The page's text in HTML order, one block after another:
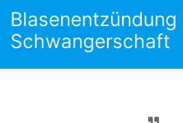
Blasenentzündung
Schwangerschaft